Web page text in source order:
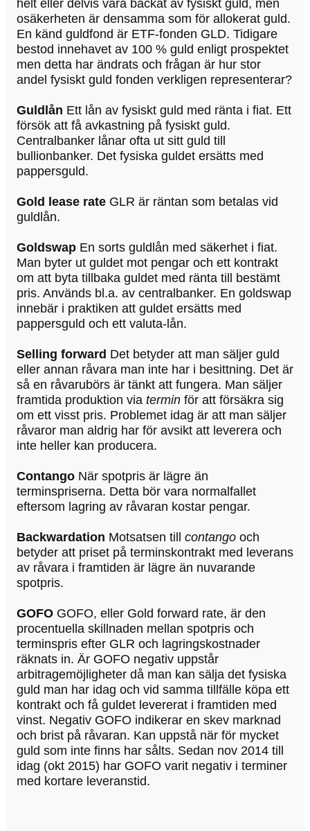
helt eller delvis vara backat av fysiskt guld, men
osäkerheten är densamma som för allokerat guld.
En känd guldfond är ETF-fonden GLD. Tidigare
bestod innehavet av 100 % guld enligt prospektet
men detta har ändrats och frågan är hur stor
andel fysiskt guld fonden verkligen representerar?
Guldlån Ett lån av fysiskt guld med ränta i fiat. Ett
försök att få avkastning på fysiskt guld.
Centralbanker lånar ofta ut sitt guld till
bullionbanker. Det fysiska guldet ersätts med
pappersguld.
Gold lease rate GLR är räntan som betalas vid
guldlån.
Goldswap En sorts guldlån med säkerhet i fiat.
Man byter ut guldet mot pengar och ett kontrakt
om att byta tillbaka guldet med ränta till bestämt
pris. Används bl.a. av centralbanker. En goldswap
innebär i praktiken att guldet ersätts med
pappersguld och ett valuta-lån.
Selling forward Det betyder att man säljer guld
eller annan råvara man inte har i besittning. Det är
så en råvarubörs är tänkt att fungera. Man säljer
framtida produktion via termin för att försäkra sig
om ett visst pris. Problemet idag är att man säljer
råvaror man aldrig har för avsikt att leverera och
inte heller kan producera.
Contango När spotpris är lägre än
terminspriserna. Detta bör vara normalfallet
eftersom lagring av råvaran kostar pengar.
Backwardation Motsatsen till contango och
betyder att priset på terminskontrakt med leverans
av råvara i framtiden är lägre än nuvarande
spotpris.
GOFO GOFO, eller Gold forward rate, är den
procentuella skillnaden mellan spotpris och
terminspris efter GLR och lagringskostnader
räknats in. Är GOFO negativ uppstår
arbitragemöjligheter då man kan sälja det fysiska
guld man har idag och vid samma tillfälle köpa ett
kontrakt och få guldet levererat i framtiden med
vinst. Negativ GOFO indikerar en skev marknad
och brist på råvaran. Kan uppstå när för mycket
guld som inte finns har sålts. Sedan nov 2014 till
idag (okt 2015) har GOFO varit negativ i terminer
med kortare leveranstid.